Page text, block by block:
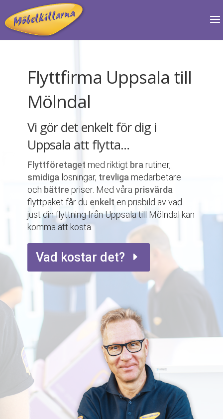
Flyttfirma Uppsala till
Mölndal
Vi gör det enkelt för dig i
Uppsala att flytta…
Flyttföretaget med riktigt bra rutiner,
smidiga lösningar, trevliga medarbetare
och bättre priser. Med våra prisvärda
flyttpaket får du enkelt en prisbild av vad
just din flyttning från Uppsala till Mölndal kan
komma att kosta.
Vad kostar det?